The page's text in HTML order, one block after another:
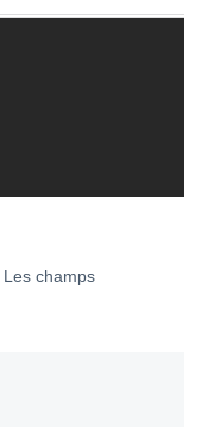
Les champs